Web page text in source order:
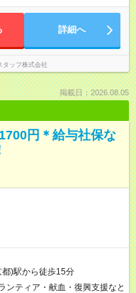
詳細へ
タッフ株式会社
掲載日：2026.08.05
円＊給与社保な
都)駅から徒歩15分
ティア・献血・復興支援など